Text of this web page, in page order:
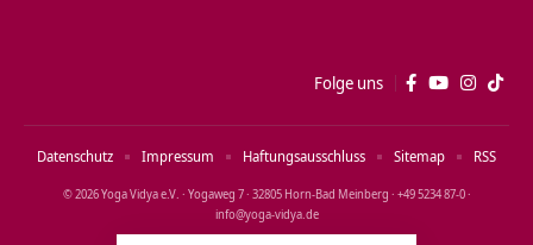
Folge uns
© 2026 Yoga Vidya e.V. · Yogaweg 7 · 32805 Horn‑Bad Meinberg · +49 5234 87‑0 ·
info@yoga‑vidya.de
Datenschutz Impressum Haftungsausschluss Sitemap RSS